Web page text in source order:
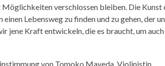
Möglichkeiten verschlossen bleiben. Die Kunst
einen Lebensweg zu finden und zu gehen, der
jene Kraft entwickeln, die es braucht, um
von Tomoko Mayeda, Violinistin